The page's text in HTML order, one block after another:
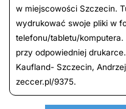
w miejscowości Szczecin.
wydrukować swoje pliki w
telefonu/tabletu/
przy odpowiedniej
Kaufland- Szczecin,
zeccer.pl/9375.